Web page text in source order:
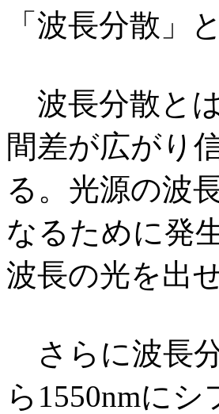
「波長分散」
波長分散と
間差が広がり
る。光源の波
なるために発
波長の光を出
さらに波長
ら1550nmに